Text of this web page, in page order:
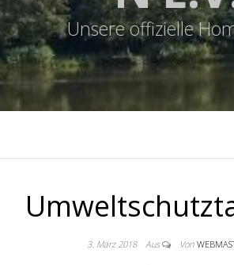
Unsere offizielle
3. März 2018 Aus Von